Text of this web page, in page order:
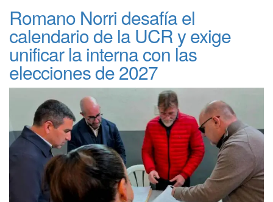
Romano Norri desafía el
calendario de la UCR y exige
unificar la interna con las
elecciones de 2027